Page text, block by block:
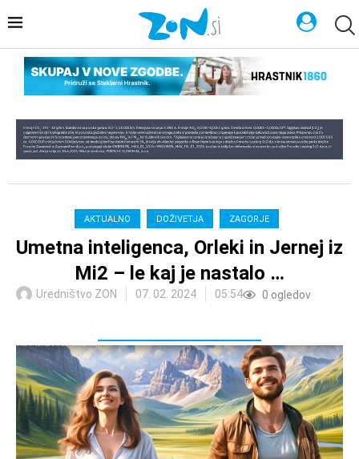
AKTUALNO DOŽIVETJA ZAGORJE
Umetna inteligenca, Orleki in Jernej iz
Mi2 – le kaj je nastalo …
Uredništvo ZON 07. 02. 2024 05:54 0 ogledov